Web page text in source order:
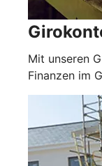
Mit unseren
Finanzen im